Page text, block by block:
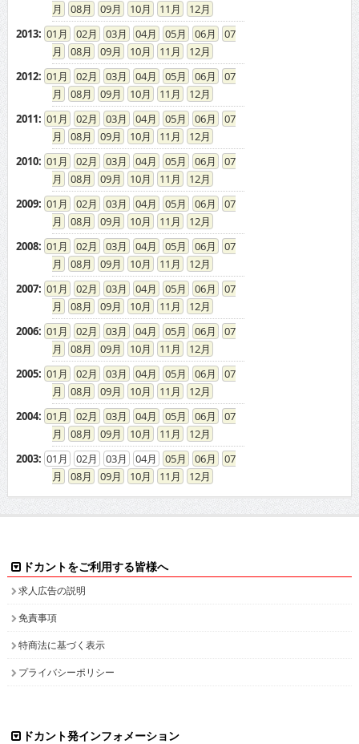
08
09 10 11
12
2013: 01 02 03 04 05 06
07
08
09 10 11
12
2012: 01 02 03 04 05 06
07
08
09 10 11
12
2011: 01 02 03 04 05 06
07
08
09 10 11
12
2010: 01 02 03 04 05 06
07
08
09 10 11
12
2009: 01 02 03 04 05 06
07
08
09 10 11
12
2008: 01 02 03 04 05 06
07
08
09 10 11
12
2007: 01 02 03 04 05 06
07
08
09 10 11
12
2006: 01 02 03 04 05 06
07
08
09 10 11
12
2005: 01 02 03 04 05 06
07
08
09 10 11
12
2004: 01 02 03 04 05 06
07
08
09 10 11
12
2003: 01 02 03 04 05 06
07
08
09 10 11 12
ドカントをご利用する皆様へ
求人広告の説明
免責事項
特商法に基づく表示
プライバシーポリシー
ドカント発インフォメーション